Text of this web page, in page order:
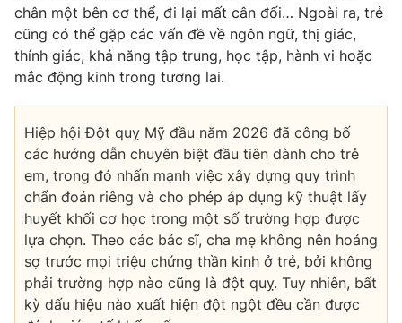
chân một bên cơ thể, đi lại mất cân đối… Ngoài ra, trẻ
cũng có thể gặp các vấn đề về ngôn ngữ, thị giác,
thính giác, khả năng tập trung, học tập, hành vi hoặc
mắc động kinh trong tương lai.
Hiệp hội Đột quỵ Mỹ đầu năm 2026 đã công bố
các hướng dẫn chuyên biệt đầu tiên dành cho trẻ
em, trong đó nhấn mạnh việc xây dựng quy trình
chẩn đoán riêng và cho phép áp dụng kỹ thuật lấy
huyết khối cơ học trong một số trường hợp được
lựa chọn. Theo các bác sĩ, cha mẹ không nên hoảng
sợ trước mọi triệu chứng thần kinh ở trẻ, bởi không
phải trường hợp nào cũng là đột quỵ. Tuy nhiên, bất
kỳ dấu hiệu nào xuất hiện đột ngột đều cần được